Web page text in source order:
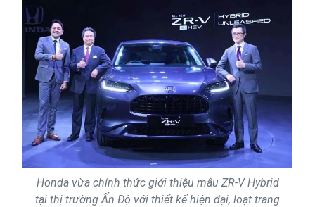
Honda vừa chính thức giới thiệu mẫu ZR-V Hybrid
tại thị trường Ấn Độ với thiết kế hiện đại, loạt trang